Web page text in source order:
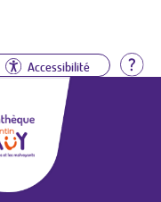
Accessibilité